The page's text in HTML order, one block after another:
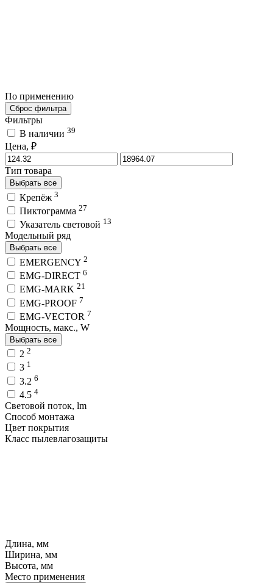
По применению
Сброс фильтра
Фильтры
В наличии 39
Цена, ₽
Тип товара
Выбрать все
Крепёж 3
Пиктограмма 27
Указатель световой 13
Модельный ряд
Выбрать все
EMERGENCY 2
EMG-DIRECT 6
EMG-MARK 21
EMG-PROOF 7
EMG-VECTOR 7
Мощность, макс., W
Выбрать все
2 2
3 1
3.2 6
4.5 4
Световой поток, lm
Способ монтажа
Цвет покрытия
Класс пылевлагозащиты
Длина, мм
Ширина, мм
Высота, мм
Место применения